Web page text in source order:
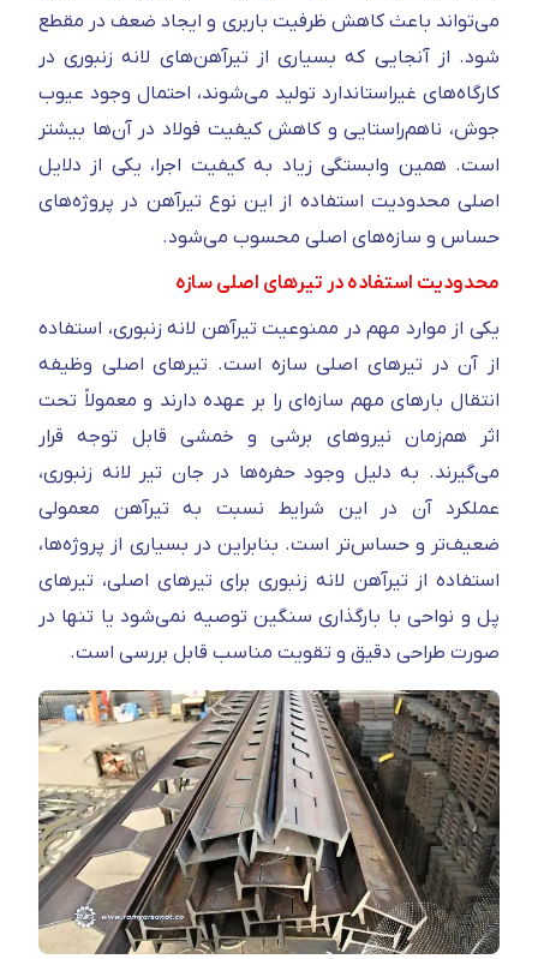
می‌تواند باعث کاهش ظرفیت باربری و ایجاد ضعف در مقطع
شود. از آنجایی که بسیاری از تیرآهن‌های لانه زنبوری در
کارگاه‌های غیراستاندارد تولید می‌شوند، احتمال وجود عیوب
جوش، ناهم‌راستایی و کاهش کیفیت فولاد در آن‌ها بیشتر
است. همین وابستگی زیاد به کیفیت اجرا، یکی از دلایل
اصلی محدودیت استفاده از این نوع تیرآهن در پروژه‌های
حساس و سازه‌های اصلی محسوب می‌شود.
محدودیت استفاده در تیرهای اصلی سازه
یکی از موارد مهم در ممنوعیت تیرآهن لانه زنبوری، استفاده
از آن در تیرهای اصلی سازه است. تیرهای اصلی وظیفه
انتقال بارهای مهم سازه‌ای را بر عهده دارند و معمولاً تحت
اثر هم‌زمان نیروهای برشی و خمشی قابل توجه قرار
می‌گیرند. به دلیل وجود حفره‌ها در جان تیر لانه زنبوری،
عملکرد آن در این شرایط نسبت به تیرآهن معمولی
ضعیف‌تر و حساس‌تر است. بنابراین در بسیاری از پروژه‌ها،
استفاده از تیرآهن لانه زنبوری برای تیرهای اصلی، تیرهای
پل و نواحی با بارگذاری سنگین توصیه نمی‌شود یا تنها در
صورت طراحی دقیق و تقویت مناسب قابل بررسی است.